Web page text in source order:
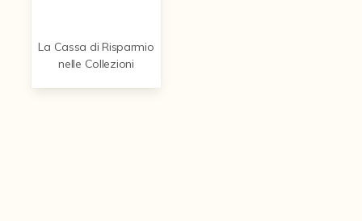
La Cassa di Risparmio
nelle Collezioni